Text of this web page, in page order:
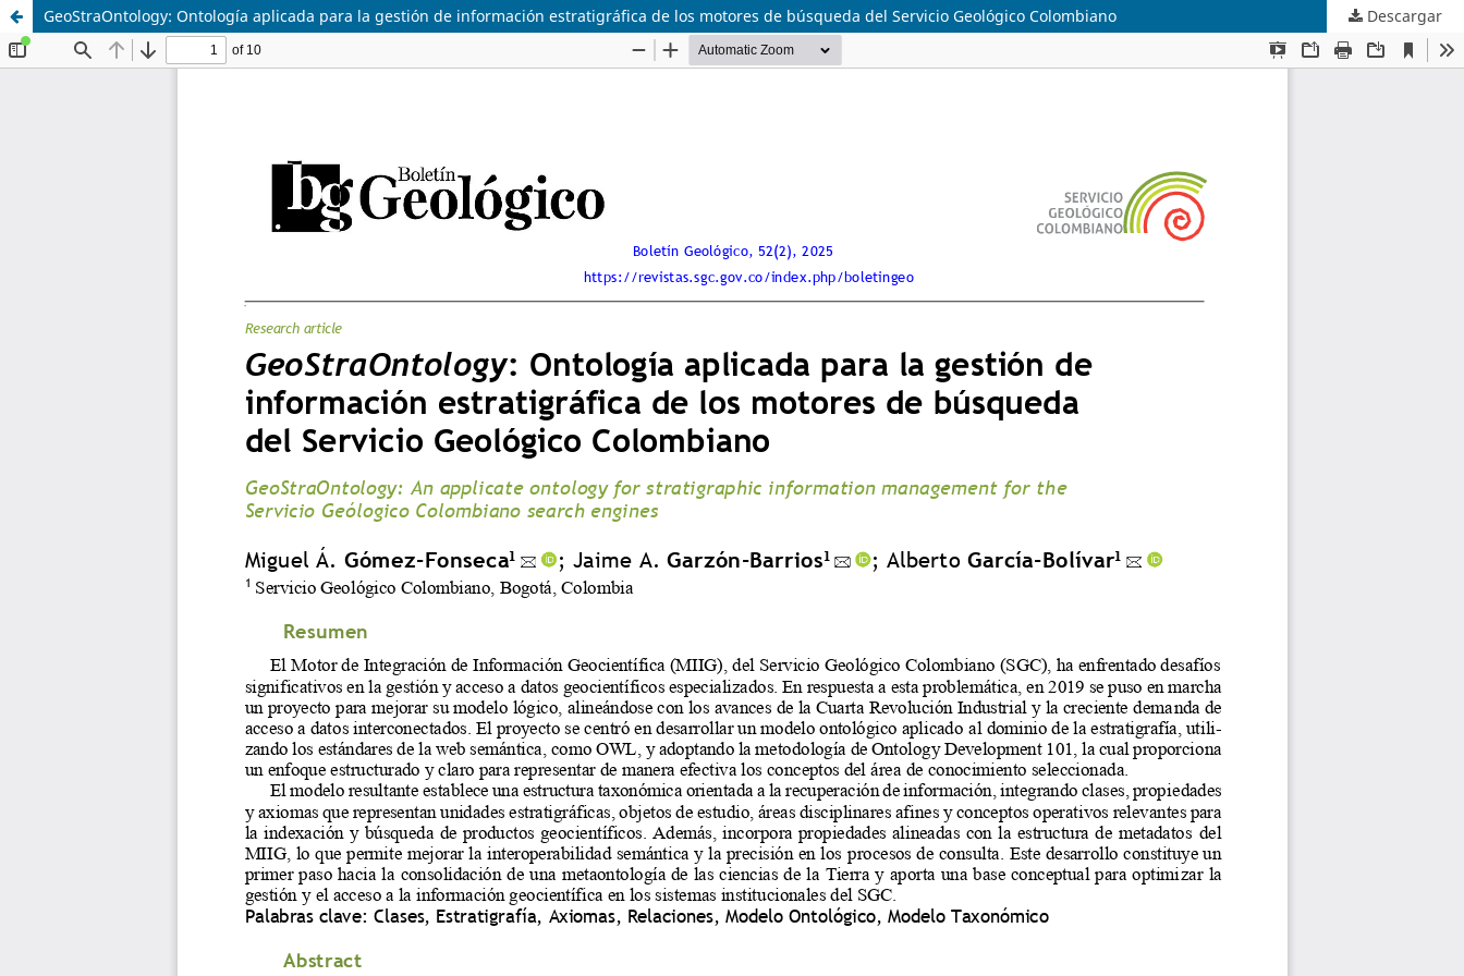
GeoStraOntology: Ontología aplicada para la gestión de información estratigráfica de los motores de búsqueda del Servicio Geológico Colombiano Descargar